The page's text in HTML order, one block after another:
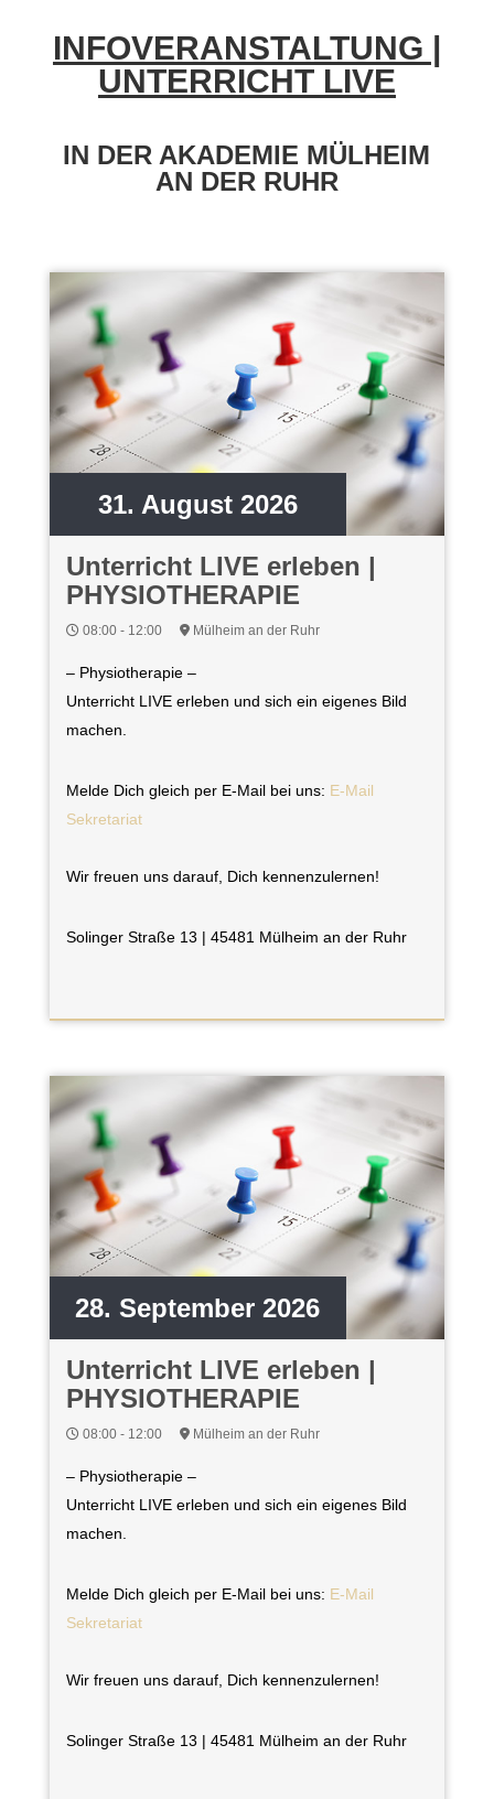
INFOVERANSTALTUNG |
UNTERRICHT LIVE
IN DER AKADEMIE MÜLHEIM
AN DER RUHR
31. August 2026
Unterricht LIVE erleben |
PHYSIOTHERAPIE
08:00 - 12:00 Mülheim an der Ruhr
– Physiotherapie –
Unterricht LIVE erleben und sich ein eigenes Bild
machen.
Melde Dich gleich per E-Mail bei uns: E-Mail
Sekretariat
Wir freuen uns darauf, Dich kennenzulernen!
Solinger Straße 13 | 45481 Mülheim an der Ruhr
28. September 2026
Unterricht LIVE erleben |
PHYSIOTHERAPIE
08:00 - 12:00 Mülheim an der Ruhr
– Physiotherapie –
Unterricht LIVE erleben und sich ein eigenes Bild
machen.
Melde Dich gleich per E-Mail bei uns: E-Mail
Sekretariat
Wir freuen uns darauf, Dich kennenzulernen!
Solinger Straße 13 | 45481 Mülheim an der Ruhr